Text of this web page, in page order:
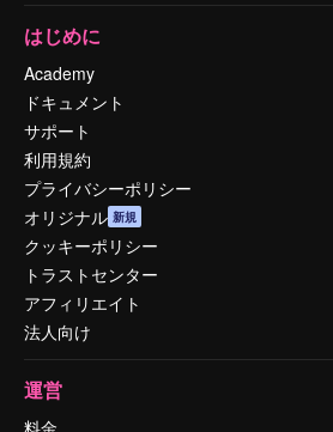
はじめに
Academy
ドキュメント
サポート
利用規約
プライバシーポリシー
オリジナル 新規
クッキーポリシー
トラストセンター
アフィリエイト
法人向け
運営
料金